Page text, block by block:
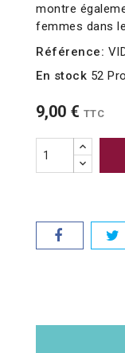
montre
femmes dans
Référence:
En stock 52
9,00 € TTC